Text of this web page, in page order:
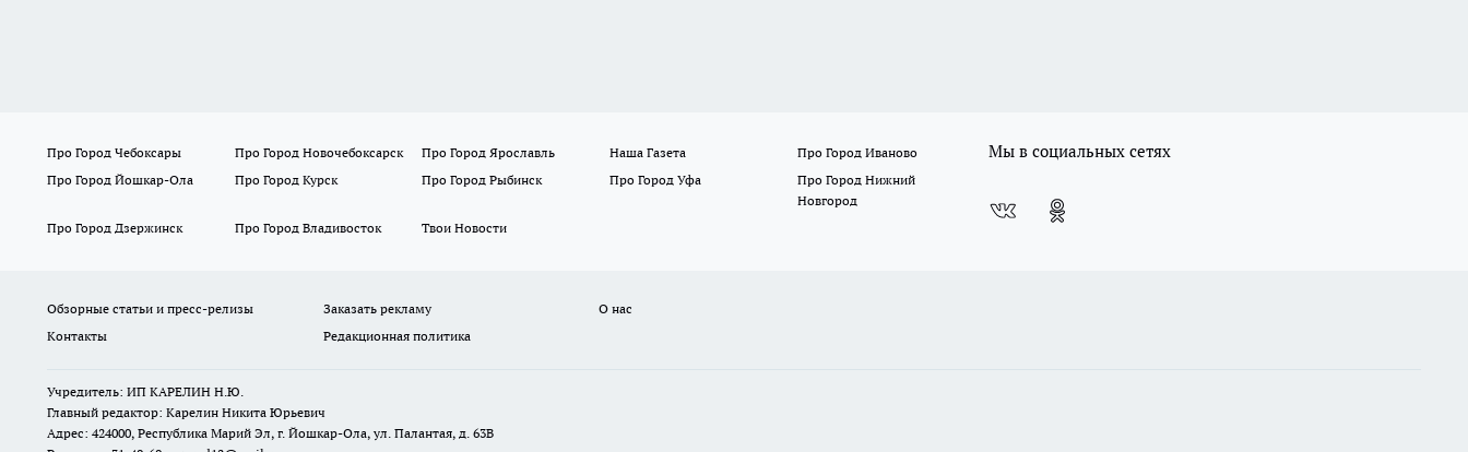
Про Город Чебоксары Про Город Новочебоксарск Про Город Ярославль Наша Газета
Про Город Иваново
Про Город Йошкар-Ола
Про Город Курск Про Город Рыбинск Про Город Уфа
Про Город Нижний
Новгород
Про Город Дзержинск
Про Город Владивосток Твои Новости
Мы в социальных сетях
Обзорные статьи и пресс-релизы Заказать рекламу
О нас
Контакты
Редакционная политика
Учредитель: ИП КАРЕЛИН Н.Ю.
Главный редактор: Карелин Никита Юрьевич
Адрес: 424000, Республика Марий Эл, г. Йошкар-Ола, ул. Палантая, д. 63В